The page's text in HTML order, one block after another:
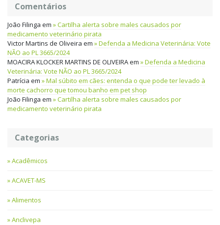
Comentários
João Filinga em
Cartilha alerta sobre males causados por
medicamento veterinário pirata
Victor Martins de Oliveira em
Defenda a Medicina Veterinária: Vote
NÃO ao PL 3665/2024
MOACIRA KLOCKER MARTINS DE OLIVEIRAem
Defenda a Medicina
Veterinária: Vote NÃO ao PL 3665/2024
Patrícia em
Mal súbito em cães: entenda o que pode ter levado à
morte cachorro que tomou banho em pet shop
João Filinga em
Cartilha alerta sobre males causados por
medicamento veterinário pirata
Categorias
Acadêmicos
ACAVET-MS
Alimentos
Anclivepa